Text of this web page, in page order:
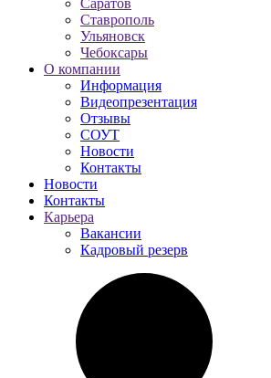
Саратов
Ставрополь
Ульяновск
Чебоксары
О компании
Информация
Видеопрезентация
Отзывы
СОУТ
Новости
Контакты
Новости
Контакты
Карьера
Вакансии
Кадровый резерв